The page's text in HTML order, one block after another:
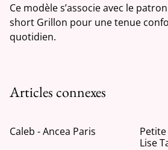
Ce modèle s’associe avec le
short Grillon pour une tenue
quotidien.
Articles connexes
Caleb - Ancea Paris
Lise